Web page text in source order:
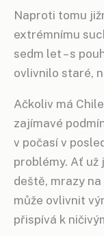
Naproti tomu
extrémnímu
sedm let – s
ovlivnilo staré,
Ačkoliv má
zajímavé
v počasí v
problémy. Ať už
deště, mrazy
může ovlivnit
přispívá k